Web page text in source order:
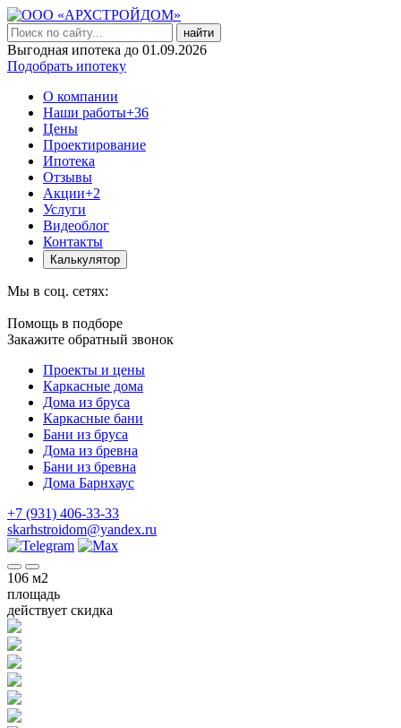
найти
Выгодная ипотека до 01.09.2026
Подобрать ипотеку
О компании
Наши работы+36
Цены
Проектирование
Ипотека
Отзывы
Акции+2
Услуги
Видеоблог
Контакты
Калькулятор
Мы в соц. сетях:
Помощь в подборе
Закажите обратный звонок
Проекты и цены
Каркасные дома
Дома из бруса
Каркасные бани
Бани из бруса
Дома из бревна
Бани из бревна
Дома Барнхаус
+7 (931) 406-33-33
skarhstroidom@yandex.ru
106 м2
площадь
действует скидка